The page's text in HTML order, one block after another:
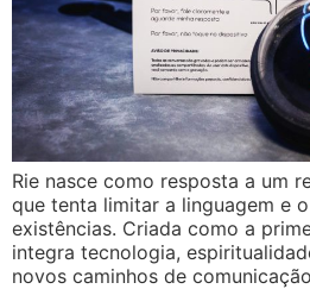
Rie nasce como resposta a um
que tenta limitar a linguagem e
existências. Criada como a
integra tecnologia,
novos caminhos de